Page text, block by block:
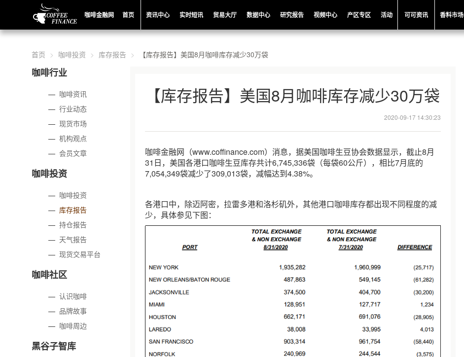
咖啡金融网 首页 资讯中心 实时短讯 贸易大厅 数据中心 研究报告 视频中心 产区专区 活动 可可资讯 香料市场
首页 咖啡投资 库存报告 【库存报告】美国8月咖啡库存减少30万袋
咖啡行业
— 咖啡资讯
—行业动态
—现货市场
—机构观点
—会员文章
咖啡投资
— 咖啡投资
— 库存报告
—持仓报告
— 天气报告
—现货交易平台
咖啡社区
—认识咖啡
— 品牌故事
— 咖啡周边
黑谷子智库
【库存报告】美国8月咖啡库存减少30万袋
2020-09-17 14:30:23
咖啡金融网（www.coffinance.com）消息，据美国咖啡生豆协会数据显示，截止8月
31日，美国各港口咖啡生豆库存共计6,745,336袋（每袋60公斤），相比7月底的
7,054,349袋减少了309,013袋，减幅达到4.38%。
各港口中，除迈阿密，拉雷多港和洛杉矶外，其他港口咖啡库存都出现不同程度的减
少，具体参见下图：